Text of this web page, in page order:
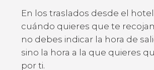
En los traslados desde el
cuándo quieres que te
no debes indicar la hora de
sino la hora a la que quieres
por ti.